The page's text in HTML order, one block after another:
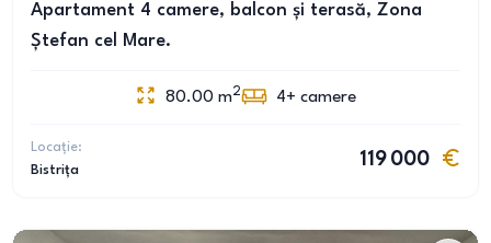
Apartament 4 camere, balcon și terasă, Zona
Ștefan cel Mare.
80.00 m2 4+ camere
Locație:
Bistrița
119 000